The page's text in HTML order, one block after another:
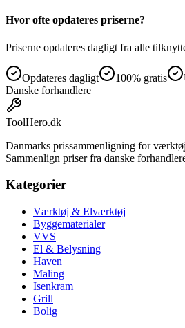
Hvor ofte opdateres priserne?
Priserne opdateres dagligt fra alle
Opdateres dagligt 100% gratis
Danske forhandlere
ToolHero.dk
Danmarks prissammenligning for
Sammenlign priser fra danske
Kategorier
Værktøj & Elværktøj
Byggematerialer
VVS
El & Belysning
Haven
Maling
Isenkram
Grill
Bolig